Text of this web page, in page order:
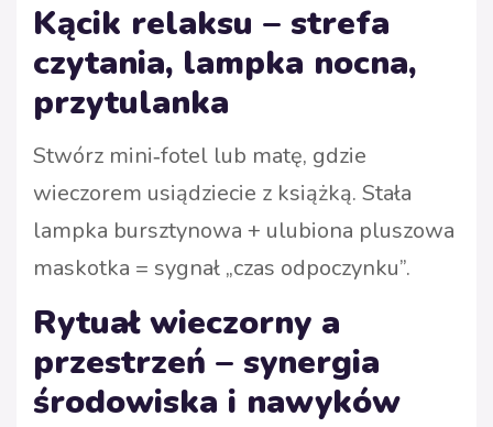
Kącik relaksu – strefa
czytania, lampka nocna,
przytulanka
Stwórz mini‑fotel lub matę, gdzie
wieczorem usiądziecie z książką. Stała
lampka bursztynowa + ulubiona pluszowa
maskotka = sygnał „czas odpoczynku”.
Rytuał wieczorny a
przestrzeń – synergia
środowiska i nawyków